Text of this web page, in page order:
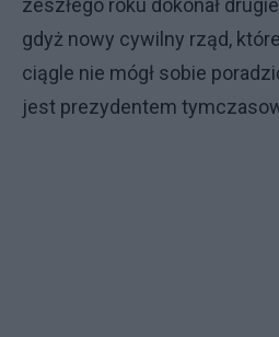
zeszłego roku dokonał
gdyż nowy cywilny rząd,
ciągle nie mógł sobie
jest prezydentem